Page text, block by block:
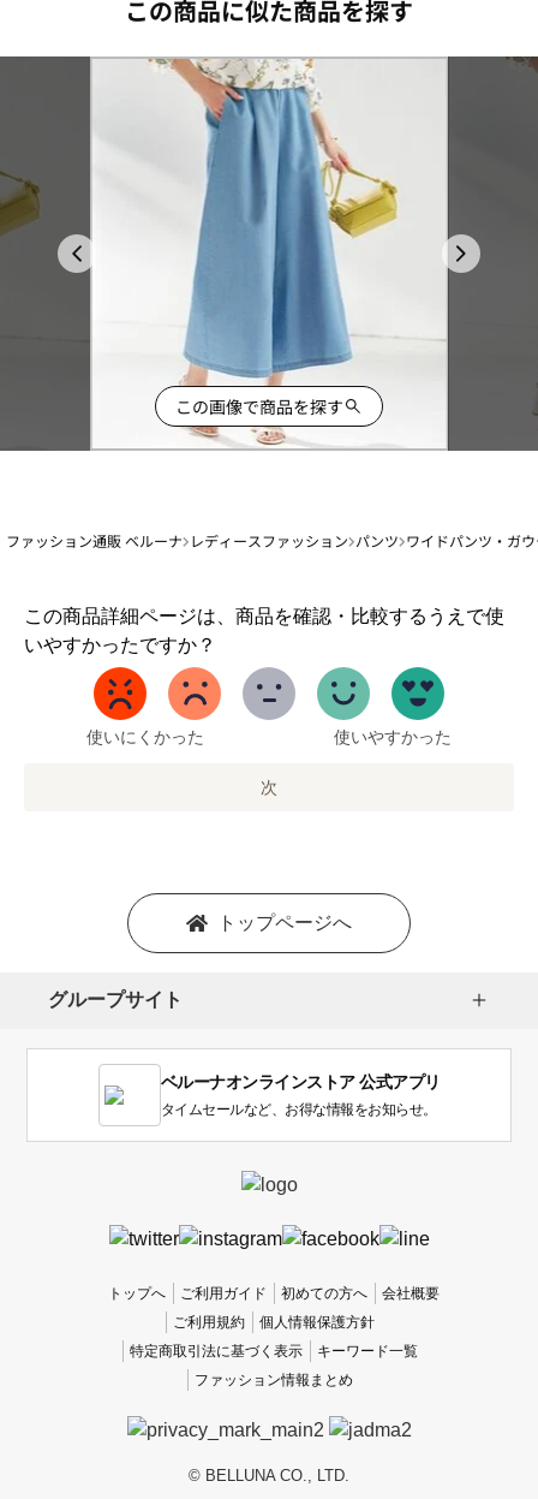
この商品に似た商品を探す
この画像で商品を探す
ファッション通販 ベルーナ レディースファッション パンツ ワイドパンツ・ガ
この商品詳細ページは、商品を確認・比較するうえで使
いやすかったですか？
1
か
い
使いにくかった 使いやすかった
次
トップページへ
グループサイト
ベルーナオンラインストア 公式アプリ
タイムセールなど、お得な情報をお知らせ。
トップへ ご利用ガイド 初めての方へ
会社概要
ご利用規約
個人情報保護方針
特定商取引法に基づく表示
キーワード一覧
ファッション情報まとめ
© BELLUNA CO., LTD.